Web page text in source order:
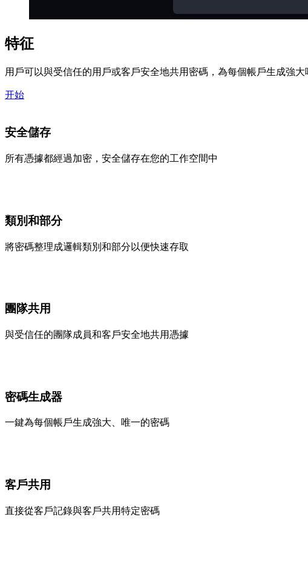
特征
用戶可以與受信任的用戶或客戶安全地共用密碼，為每個帳戶生成強
开始
安全儲存
所有憑據都經過加密，安全儲存在您的工作空間中
類別和部分
將密碼整理成邏輯類別和部分以便快速存取
團隊共用
與受信任的團隊成員和客戶安全地共用憑據
密碼生成器
一鍵為每個帳戶生成強大、唯一的密碼
客戶共用
直接從客戶記錄與客戶共用特定密碼